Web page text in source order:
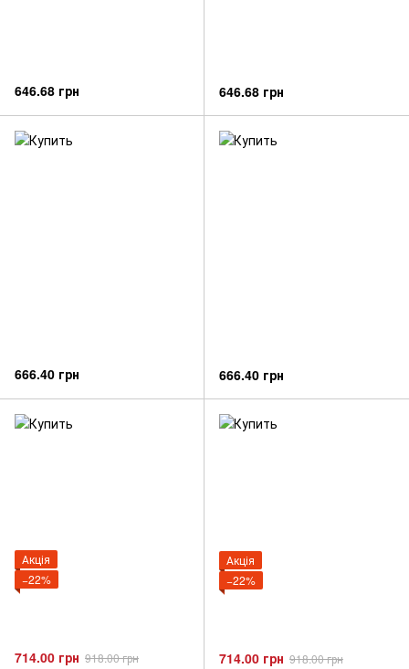
646.68 грн 646.68 грн
666.40 грн 666.40 грн
Акція
−22%
714.00 грн 918.00 грн
Акція
−22%
714.00 грн 918.00 грн